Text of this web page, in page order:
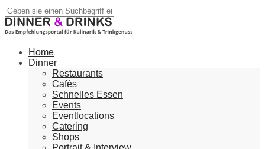
Home
Dinner
Restaurants
Cafés
Schnelles Essen
Events
Eventlocations
Catering
Shops